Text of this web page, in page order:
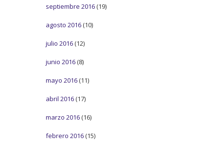
septiembre 2016 (19)
agosto 2016 (10)
julio 2016 (12)
junio 2016 (8)
mayo 2016 (11)
abril 2016 (17)
marzo 2016 (16)
febrero 2016 (15)